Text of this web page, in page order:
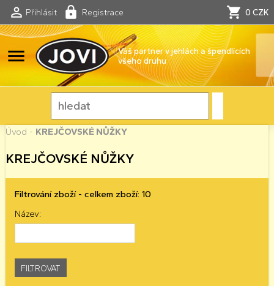
Přihlásit Registrace 0 CZK
menu
Váš partner v jehlách a špendlících
všeho druhu
Úvod - KREJČOVSKÉ NŮŽKY
KREJČOVSKÉ NŮŽKY
Filtrování zboží - celkem zboží: 10
Název: